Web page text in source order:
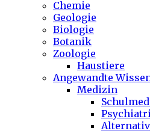
Chemie
Geologie
Biologie
Botanik
Zoologie
Haustiere
Angewandte
Medizin
Alternativ